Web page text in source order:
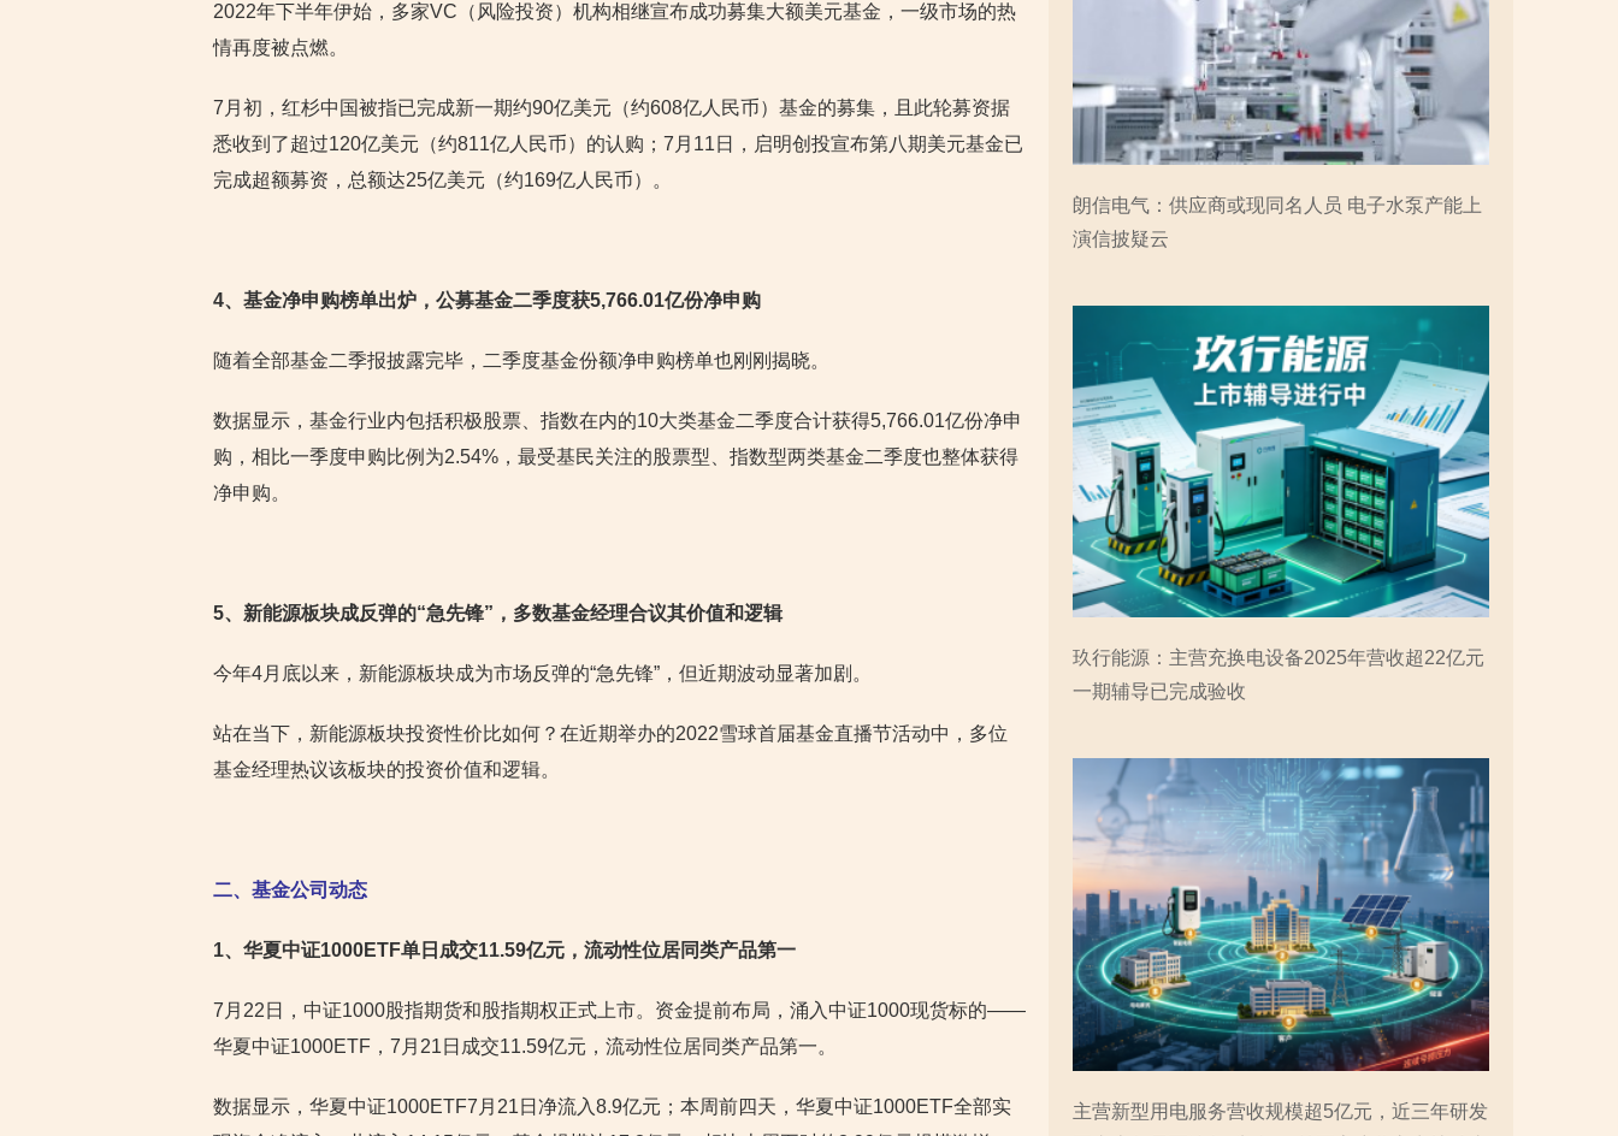
2022年下半年伊始，多家VC（风险投资）机构相继宣布成功募集大额美元基金，一级市场的热
情再度被点燃。
7月初，红杉中国被指已完成新一期约90亿美元（约608亿人民币）基金的募集，且此轮募资据
悉收到了超过120亿美元（约811亿人民币）的认购；7月11日，启明创投宣布第八期美元基金已
完成超额募资，总额达25亿美元（约169亿人民币）。
4、基金净申购榜单出炉，公募基金二季度获5,766.01亿份净申购
随着全部基金二季报披露完毕，二季度基金份额净申购榜单也刚刚揭晓。
数据显示，基金行业内包括积极股票、指数在内的10大类基金二季度合计获得5,766.01亿份净申
购，相比一季度申购比例为2.54%，最受基民关注的股票型、指数型两类基金二季度也整体获得
净申购。
5、新能源板块成反弹的“急先锋”，多数基金经理合议其价值和逻辑
今年4月底以来，新能源板块成为市场反弹的“急先锋”，但近期波动显著加剧。
站在当下，新能源板块投资性价比如何？在近期举办的2022雪球首届基金直播节活动中，多位
基金经理热议该板块的投资价值和逻辑。
二、基金公司动态
1、华夏中证1000ETF单日成交11.59亿元，流动性位居同类产品第一
7月22日，中证1000股指期货和股指期权正式上市。资金提前布局，涌入中证1000现货标的——
华夏中证1000ETF，7月21日成交11.59亿元，流动性位居同类产品第一。
数据显示，华夏中证1000ETF7月21日净流入8.9亿元；本周前四天，华夏中证1000ETF全部实
朗信电气：供应商或现同名人员 电子水泵产能上
演信披疑云
玖行能源：主营充换电设备2025年营收超22亿元
一期辅导已完成验收
主营新型用电服务营收规模超5亿元，近三年研发